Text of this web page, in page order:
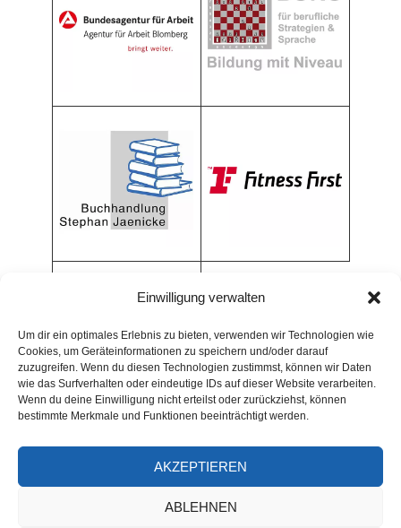
Einwilligung verwalten
Um dir ein optimales Erlebnis zu bieten, verwenden wir Technologien wie
Cookies, um Geräteinformationen zu speichern und/oder darauf
zuzugreifen. Wenn du diesen Technologien zustimmst, können wir Daten
wie das Surfverhalten oder eindeutige IDs auf dieser Website verarbeiten.
Wenn du deine Einwilligung nicht erteilst oder zurückziehst, können
bestimmte Merkmale und Funktionen beeinträchtigt werden.
AKZEPTIEREN
ABLEHNEN